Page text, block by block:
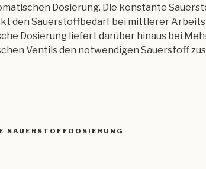
Dosierung. Die konstante
den Sauerstoffbedarf bei mittlerer
Dosierung liefert darüber hinaus bei
Ventils den notwendigen Sauerstoff
SAUERSTOFFDOSIERUNG